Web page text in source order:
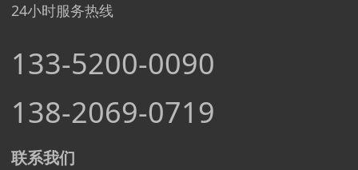
24小时服务热线
133-5200-0090
138-2069-0719
联系我们